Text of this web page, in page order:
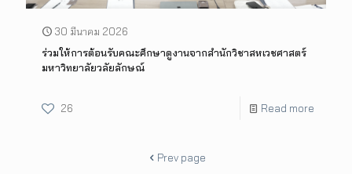
30 มีนาคม 2026
ร่วมให้การต้อนรับคณะศึกษาดูงานจากสำนักวิชาสหเวชศาสตร์
มหาวิทยาลัยวลัยลักษณ์
26 Read more
Prev page